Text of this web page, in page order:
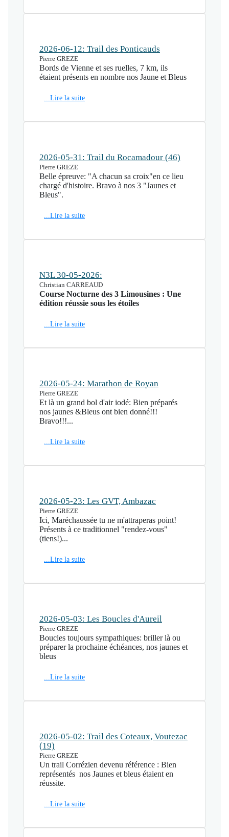
2026-06-12: Trail des Ponticauds
Pierre GREZE
Bords de Vienne et ses ruelles, 7 km, ils
étaient présents en nombre nos Jaune et Bleus
...Lire la suite
2026-05-31: Trail du Rocamadour (46)
Pierre GREZE
Belle épreuve: "A chacun sa croix"en ce lieu
chargé d'histoire. Bravo à nos 3 "Jaunes et
Bleus".
...Lire la suite
N3L 30-05-2026:
Christian CARREAUD
Course Nocturne des 3 Limousines : Une
édition réussie sous les étoiles
...Lire la suite
2026-05-24: Marathon de Royan
Pierre GREZE
Et là un grand bol d'air iodé: Bien préparés
nos jaunes &Bleus ont bien donné!!!
Bravo!!!...
...Lire la suite
2026-05-23: Les GVT, Ambazac
Pierre GREZE
Ici, Maréchaussée tu ne m'attraperas point!
Présents à ce traditionnel "rendez-vous"
(tiens!)...
...Lire la suite
2026-05-03: Les Boucles d'Aureil
Pierre GREZE
Boucles toujours sympathiques: briller là ou
préparer la prochaine échéances, nos jaunes et
bleus
...Lire la suite
2026-05-02: Trail des Coteaux, Voutezac
(19)
Pierre GREZE
Un trail Corrézien devenu référence : Bien
représentés nos Jaunes et bleus étaient en
réussite.
...Lire la suite